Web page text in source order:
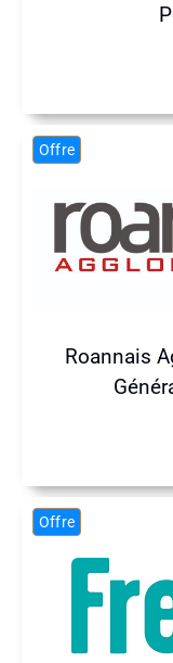
Offre
Roannais
Offre